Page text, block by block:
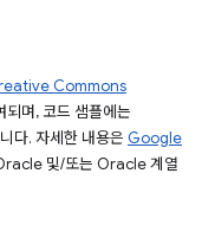
Commons
되며, 코드 샘플에는
다. 자세한 내용은 Google
및/또는 Oracle 계열